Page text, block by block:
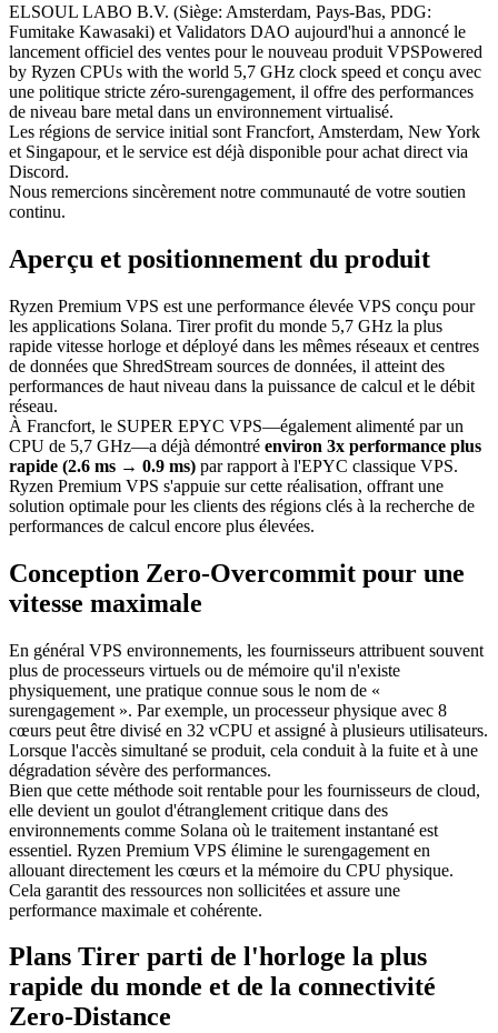
ELSOUL LABO B.V. (Siège: Amsterdam, Pays-Bas, PDG:
Fumitake Kawasaki) et Validators DAO aujourd'hui a annoncé le
lancement officiel des ventes pour le nouveau produit VPSPowered
by Ryzen CPUs with the world 5,7 GHz clock speed et conçu avec
une politique stricte zéro-surengagement, il offre des performances
de niveau bare metal dans un environnement virtualisé.
Les régions de service initial sont Francfort, Amsterdam, New York
et Singapour, et le service est déjà disponible pour achat direct via
Discord.
Nous remercions sincèrement notre communauté de votre soutien
continu.
Aperçu et positionnement du produit
Ryzen Premium VPS est une performance élevée VPS conçu pour
les applications Solana. Tirer profit du monde 5,7 GHz la plus
rapide vitesse horloge et déployé dans les mêmes réseaux et centres
de données que ShredStream sources de données, il atteint des
performances de haut niveau dans la puissance de calcul et le débit
réseau.
À Francfort, le SUPER EPYC VPS—également alimenté par un
CPU de 5,7 GHz—a déjà démontré environ 3x performance plus
rapide (2.6 ms → 0.9 ms) par rapport à l'EPYC classique VPS.
Ryzen Premium VPS s'appuie sur cette réalisation, offrant une
solution optimale pour les clients des régions clés à la recherche de
performances de calcul encore plus élevées.
Conception Zero-Overcommit pour une
vitesse maximale
En général VPS environnements, les fournisseurs attribuent souvent
plus de processeurs virtuels ou de mémoire qu'il n'existe
physiquement, une pratique connue sous le nom de «
surengagement ». Par exemple, un processeur physique avec 8
cœurs peut être divisé en 32 vCPU et assigné à plusieurs utilisateurs.
Lorsque l'accès simultané se produit, cela conduit à la fuite et à une
dégradation sévère des performances.
Bien que cette méthode soit rentable pour les fournisseurs de cloud,
elle devient un goulot d'étranglement critique dans des
environnements comme Solana où le traitement instantané est
essentiel. Ryzen Premium VPS élimine le surengagement en
allouant directement les cœurs et la mémoire du CPU physique.
Cela garantit des ressources non sollicitées et assure une
performance maximale et cohérente.
Plans Tirer parti de l'horloge la plus
rapide du monde et de la connectivité
Zero-Distance